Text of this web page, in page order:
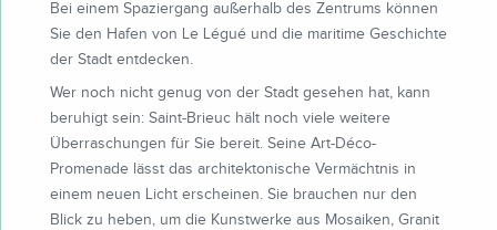
Bei einem Spaziergang außerhalb des Zentrums können
Sie den Hafen von Le Légué und die maritime Geschichte
der Stadt entdecken.
Wer noch nicht genug von der Stadt gesehen hat, kann
beruhigt sein: Saint-Brieuc hält noch viele weitere
Überraschungen für Sie bereit. Seine Art-Déco-
Promenade lässt das architektonische Vermächtnis in
einem neuen Licht erscheinen. Sie brauchen nur den
Blick zu heben, um die Kunstwerke aus Mosaiken, Granit